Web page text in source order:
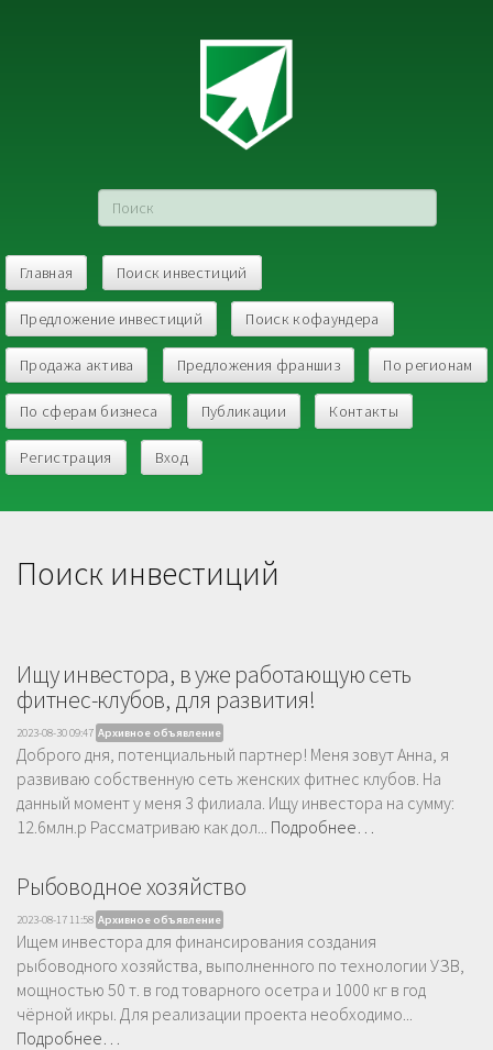
Главная Поиск инвестиций
Предложение инвестиций Поиск кофаундера
Продажа актива Предложения франшиз По регионам
По сферам бизнеса Публикации Контакты
Регистрация Вход
Поиск инвестиций
Ищу инвестора, в уже работающую сеть
фитнес-клубов, для развития!
2023-08-30 09:47 Архивное объявление
Доброго дня, потенциальный партнер! Меня зовут Анна, я
развиваю собственную сеть женских фитнес клубов. На
данный момент у меня 3 филиала. Ищу инвестора на сумму:
12.6млн.р Рассматриваю как дол... Подробнее…
Рыбоводное хозяйство
2023-08-17 11:58 Архивное объявление
Ищем инвестора для финансирования создания
рыбоводного хозяйства, выполненного по технологии УЗВ,
мощностью 50 т. в год товарного осетра и 1000 кг в год
чёрной икры. Для реализации проекта необходимо...
Подробнее…